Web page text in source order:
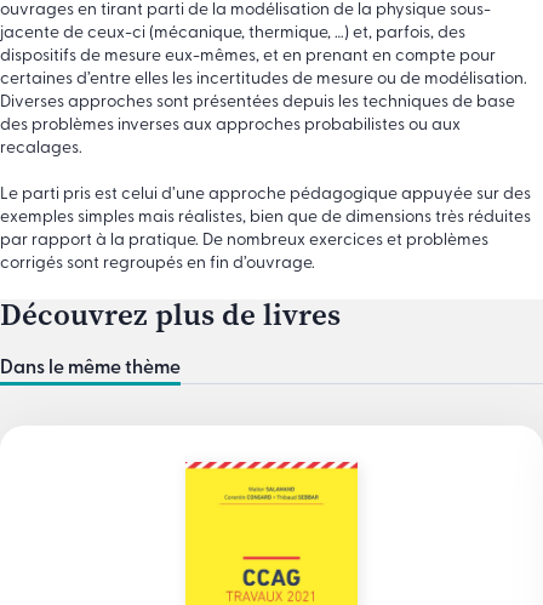
ouvrages en tirant parti de la modélisation de la physique sous-
jacente de ceux-ci (mécanique, thermique, …) et, parfois, des
dispositifs de mesure eux-mêmes, et en prenant en compte pour
certaines d’entre elles les incertitudes de mesure ou de modélisation.
Diverses approches sont présentées depuis les techniques de base
des problèmes inverses aux approches probabilistes ou aux
recalages.
Le parti pris est celui d’une approche pédagogique appuyée sur des
exemples simples mais réalistes, bien que de dimensions très réduites
par rapport à la pratique. De nombreux exercices et problèmes
corrigés sont regroupés en fin d’ouvrage.
Découvrez plus de livres
Dans le même thème